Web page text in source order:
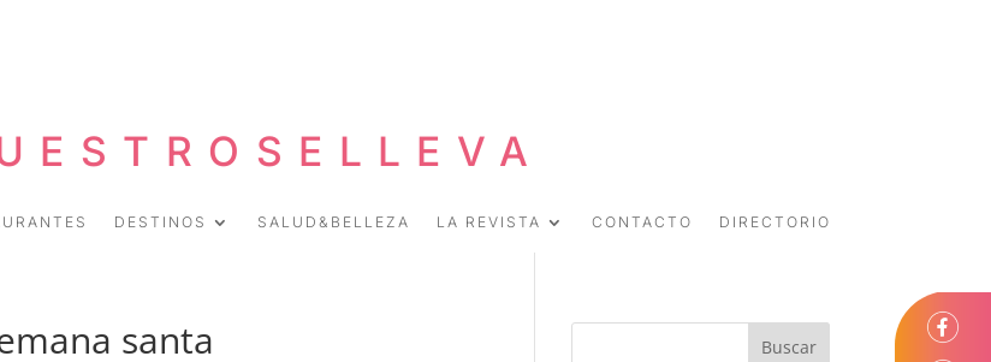
DESTINOS SALUD&BELLEZA LA REVISTA CONTACTO DIRECTORIO
santa Buscar